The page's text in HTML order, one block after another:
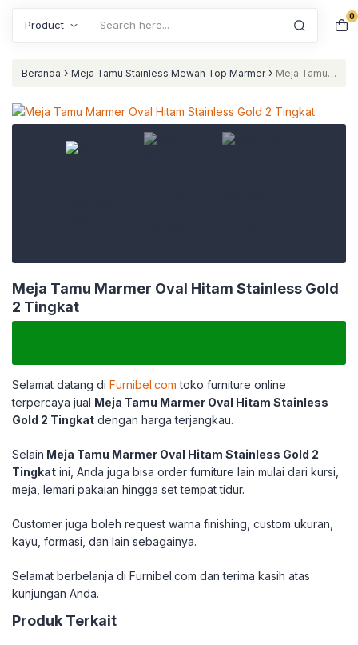
0
Beranda › Meja Tamu Stainless Mewah Top Marmer › Meja Tamu
Meja Tamu Marmer Oval Hitam Stainless Gold
2 Tingkat
Selamat datang di Furnibel.com toko furniture online
terpercaya jual Meja Tamu Marmer Oval Hitam Stainless
Gold 2 Tingkat dengan harga terjangkau.
Selain Meja Tamu Marmer Oval Hitam Stainless Gold 2
Tingkat ini, Anda juga bisa order furniture lain mulai dari kursi,
meja, lemari pakaian hingga set tempat tidur.
Customer juga boleh request warna finishing, custom ukuran,
kayu, formasi, dan lain sebagainya.
Selamat berbelanja di Furnibel.com dan terima kasih atas
kunjungan Anda.
Produk Terkait